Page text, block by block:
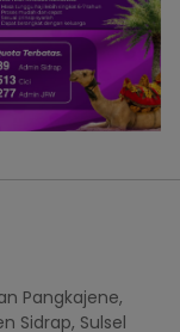
Pangkajene,
Sidrap, Sulsel